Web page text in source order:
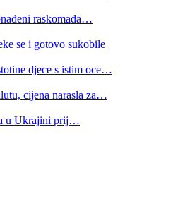
raskomada…
se i gotovo sukobile
djece s istim oce…
cijena narasla za…
u Ukrajini prij…